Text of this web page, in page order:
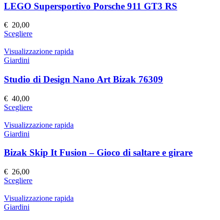
Le
opzioni
scelte
nella
pagina
prodotto
LEGO Supersportivo Porsche 911 GT3 RS
€ 20,00
ScegliereQuesto
ha
Le
opzioni
scelte
nella
pagina
prodotto
Visualizzazione rapida
Giardini
Studio di Design Nano Art Bizak 76309
€ 40,00
ScegliereQuesto
ha
Le
opzioni
scelte
nella
pagina
Visualizzazione rapida
Giardini
Bizak Skip It Fusion – Gioco di saltare e girare
€ 26,00
ScegliereQuesto
ha
Visualizzazione rapida
Giardini